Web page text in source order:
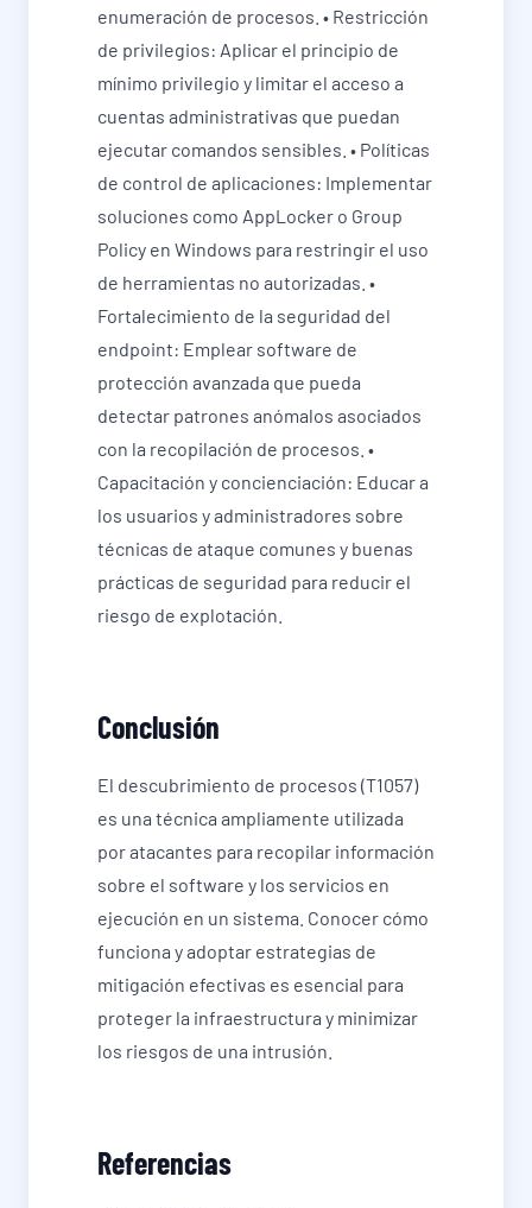
enumeración de procesos. • Restricción
de privilegios: Aplicar el principio de
mínimo privilegio y limitar el acceso a
cuentas administrativas que puedan
ejecutar comandos sensibles. • Políticas
de control de aplicaciones: Implementar
soluciones como AppLocker o Group
Policy en Windows para restringir el uso
de herramientas no autorizadas. •
Fortalecimiento de la seguridad del
endpoint: Emplear software de
protección avanzada que pueda
detectar patrones anómalos asociados
con la recopilación de procesos. •
Capacitación y concienciación: Educar a
los usuarios y administradores sobre
técnicas de ataque comunes y buenas
prácticas de seguridad para reducir el
riesgo de explotación.
Conclusión
El descubrimiento de procesos (T1057)
es una técnica ampliamente utilizada
por atacantes para recopilar información
sobre el software y los servicios en
ejecución en un sistema. Conocer cómo
funciona y adoptar estrategias de
mitigación efectivas es esencial para
proteger la infraestructura y minimizar
los riesgos de una intrusión.
Referencias